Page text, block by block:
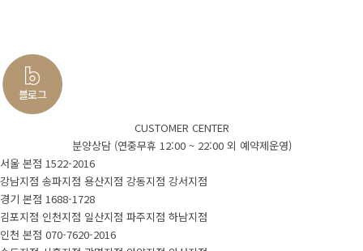
CUSTOMER CENTER
분양상담 (연중무휴 12:00 ~ 22:00 외 예약제운영)
서울 본점 1522-2016
강남지점 송파지점 용산지점 강동지점 강서지점
경기 본점 1688-1728
김포지점 인천지점 일산지점 파주지점 하남지점
인천 본점 070-7620-2016